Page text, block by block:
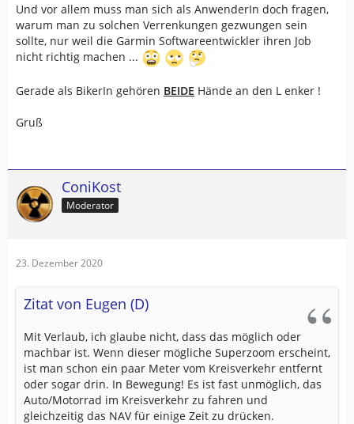
Und vor allem muss man sich als AnwenderIn doch fragen,
warum man zu solchen Verrenkungen gezwungen sein
sollte, nur weil die Garmin Softwareentwickler ihren Job
nicht richtig machen ...
Gerade als BikerIn gehören BEIDE Hände an den L enker !
Gruß
ConiKost
Moderator
23. Dezember 2020
Zitat von Eugen (D)
Mit Verlaub, ich glaube nicht, dass das möglich oder
machbar ist. Wenn dieser mögliche Superzoom erscheint,
ist man schon ein paar Meter vom Kreisverkehr entfernt
oder sogar drin. In Bewegung! Es ist fast unmöglich, das
Auto/Motorrad im Kreisverkehr zu fahren und
gleichzeitig das NAV für einige Zeit zu drücken.